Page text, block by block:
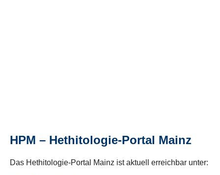
HPM – Hethitologie-Portal Mainz
Das Hethitologie-Portal Mainz ist aktuell erreichbar unter: